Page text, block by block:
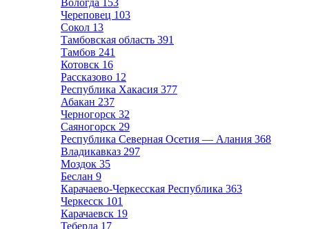
Вологда 153
Череповец 103
Сокол 13
Тамбовская область 391
Тамбов 241
Котовск 16
Рассказово 12
Республика Хакасия 377
Абакан 237
Черногорск 32
Саяногорск 29
Республика Северная Осетия — Алания 368
Владикавказ 297
Моздок 35
Беслан 9
Карачаево-Черкесская Республика 363
Черкесск 101
Карачаевск 19
Теберда 17